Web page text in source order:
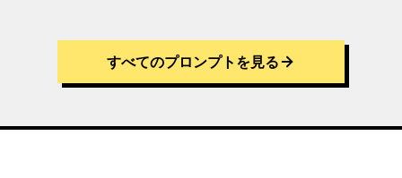
すべてのプロンプトを見る